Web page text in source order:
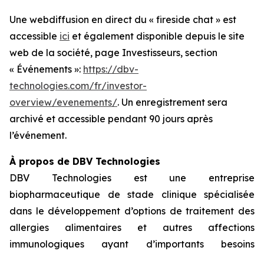
Une webdiffusion en direct du « fireside chat » est
accessible ici et également disponible depuis le site
web de la société, page Investisseurs, section
« Événements »: https://dbv-
technologies.com/fr/investor-
overview/evenements/. Un enregistrement sera
archivé et accessible pendant 90 jours après
l’événement.
À propos de DBV Technologies
DBV Technologies est une entreprise
biopharmaceutique de stade clinique spécialisée
dans le développement d’options de traitement des
allergies alimentaires et autres affections
immunologiques ayant d’importants besoins